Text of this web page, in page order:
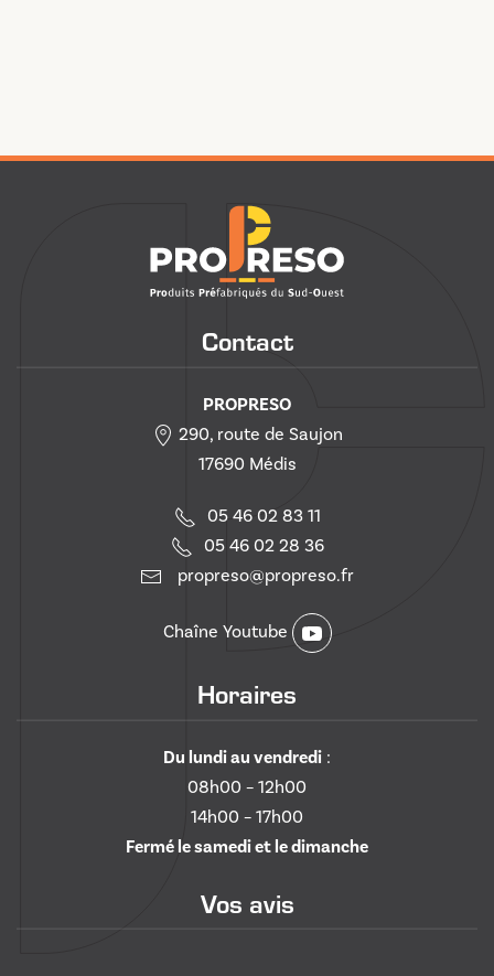
Contact
PROPRESO
290, route de Saujon
17690 Médis
05 46 02 83 11
05 46 02 28 36
propreso@propreso.fr
Chaîne Youtube
Horaires
Du lundi au vendredi :
08h00 – 12h00
14h00 – 17h00
Fermé le samedi et le dimanche
Vos avis